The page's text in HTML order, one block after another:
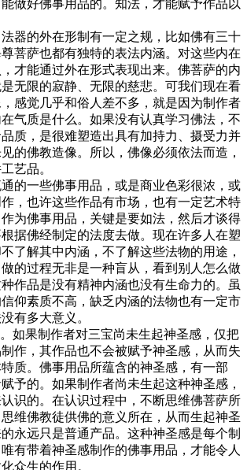
做好佛事用品的。知法，才能赋予作品以
的外在形制有一定之规，比如佛有三十
菩萨也都有独特的表法内涵。对这些内在
才能通过外在形式表现出来。佛菩萨的内
无限的寂静、无限的慈悲。可我们现在看
感觉几乎和俗人差不多，就是因为制作者
气质是什么。如果没有认真学习佛法，不
质，是很难塑造出具有加持力、摄受力并
的佛教造像。所以，佛像必须依法而造，
艺品。
一些佛事用品，或是商业色彩很浓，或
，也许这些作品有市场，也有一定艺术特
为佛事用品，关键是要如法，然后才谈得
根据佛经制定的法度去做。现在许多人在塑
了解其中内涵，不了解这些法物的用途，
的过程无非是一种盲从，看到别人怎么做
作品是没有精神内涵也没有生命力的。虽
仰素质不高，缺乏内涵的法物也有一定市
有多大意义。
果制作者对三宝尚未生起神圣感，仅把
作，其作品也不会被赋予神圣感，从而失
质。佛事用品所蕴含的神圣感，有一部
予的。如果制作者尚未生起这种神圣感，
识的。在认识过程中，不断思维佛菩萨所
维佛教徒供佛的意义所在，从而生起神圣
永远只是普通产品。这种神圣感是每个制
有带着神圣感制作的佛事用品，才能令人
众生的作用。